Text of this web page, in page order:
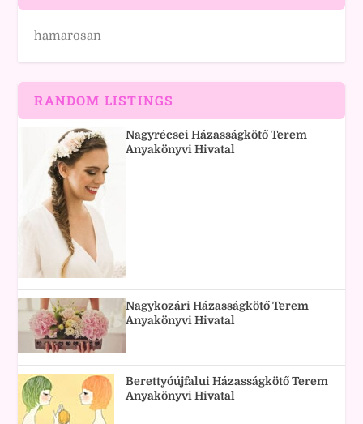
hamarosan
RANDOM LISTINGS
Nagyrécsei Házasságkötő Terem
Anyakönyvi Hivatal
Nagykozári Házasságkötő Terem
Anyakönyvi Hivatal
Berettyóújfalui Házasságkötő Terem
Anyakönyvi Hivatal